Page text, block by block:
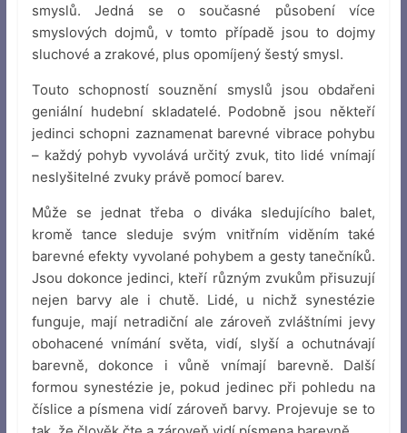
smyslů. Jedná se o současné působení více
smyslových dojmů, v tomto případě jsou to dojmy
sluchové a zrakové, plus opomíjený šestý smysl.
Touto schopností souznění smyslů jsou obdařeni
geniální hudební skladatelé. Podobně jsou někteří
jedinci schopni zaznamenat barevné vibrace pohybu
– každý pohyb vyvolává určitý zvuk, tito lidé vnímají
neslyšitelné zvuky právě pomocí barev.
Může se jednat třeba o diváka sledujícího balet,
kromě tance sleduje svým vnitřním viděním také
barevné efekty vyvolané pohybem a gesty tanečníků.
Jsou dokonce jedinci, kteří různým zvukům přisuzují
nejen barvy ale i chutě. Lidé, u nichž synestézie
funguje, mají netradiční ale zároveň zvláštními jevy
obohacené vnímání světa, vidí, slyší a ochutnávají
barevně, dokonce i vůně vnímají barevně. Další
formou synestézie je, pokud jedinec při pohledu na
číslice a písmena vidí zároveň barvy. Projevuje se to